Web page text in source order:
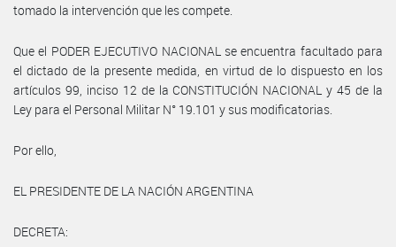
tomado la intervención que les compete.
Que el PODER EJECUTIVO NACIONAL se encuentra facultado para
el dictado de la presente medida, en virtud de lo dispuesto en los
artículos 99, inciso 12 de la CONSTITUCIÓN NACIONAL y 45 de la
Ley para el Personal Militar N° 19.101 y sus modificatorias.
Por ello,
EL PRESIDENTE DE LA NACIÓN ARGENTINA
DECRETA: